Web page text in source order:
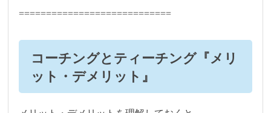
============================
コーチングとティーチング『メリ
ット・デメリット』